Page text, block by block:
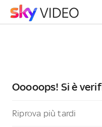
Ooooops! Si è
Riprova più tardi